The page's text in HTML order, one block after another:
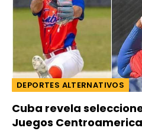
DEPORTES ALTERNATIVOS
Cuba revela
Juegos